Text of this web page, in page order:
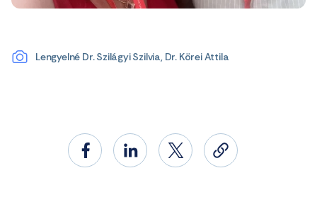
Lengyelné Dr. Szilágyi Szilvia, Dr. Körei Attila